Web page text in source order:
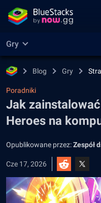
Gry
Blog Gry
Poradniki
Jak
Heroes na
Opublikowane przez:Zespół
Cze 17, 2026